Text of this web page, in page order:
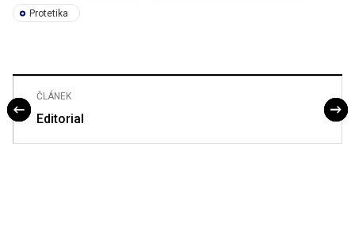
Protetika
ČLÁNEK
Editorial